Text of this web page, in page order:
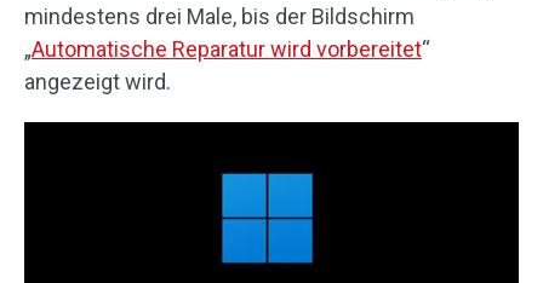
mindestens drei Male, bis der Bildschirm
„Automatische Reparatur wird vorbereitet“
angezeigt wird.